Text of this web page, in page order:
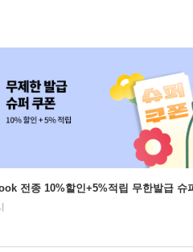
전종 10%할인+5%적립 무한발급 슈